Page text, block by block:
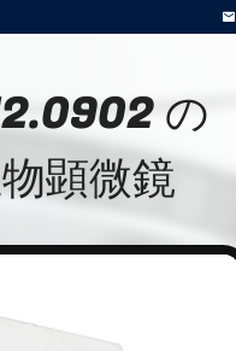
の
顕微鏡